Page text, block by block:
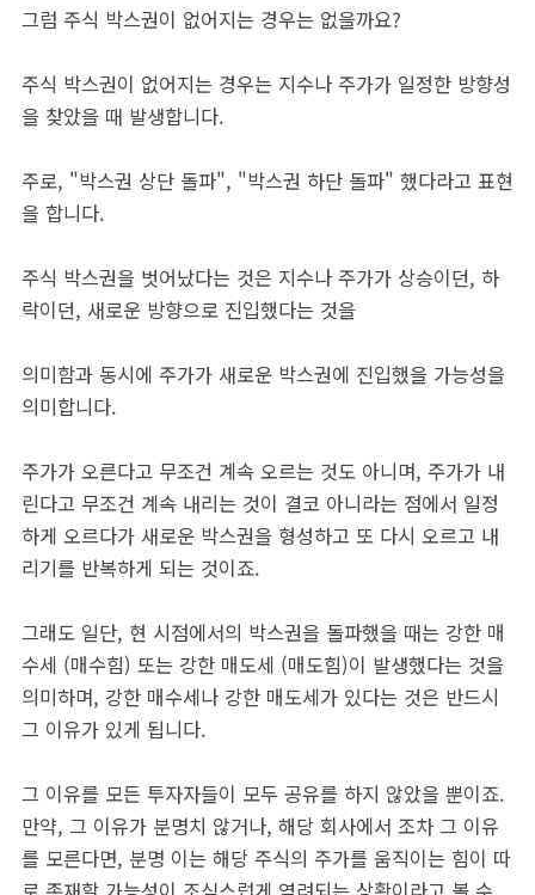
그럼 주식 박스권이 없어지는 경우는 없을까요?
주식 박스권이 없어지는 경우는 지수나 주가가 일정한 방향성
을 찾았을 때 발생합니다.
주로, "박스권 상단 돌파", "박스권 하단 돌파" 했다라고 표현
을 합니다.
주식 박스권을 벗어났다는 것은 지수나 주가가 상승이던, 하
락이던, 새로운 방향으로 진입했다는 것을
의미함과 동시에 주가가 새로운 박스권에 진입했을 가능성을
의미합니다.
주가가 오른다고 무조건 계속 오르는 것도 아니며, 주가가 내
린다고 무조건 계속 내리는 것이 결코 아니라는 점에서 일정
하게 오르다가 새로운 박스권을 형성하고 또 다시 오르고 내
리기를 반복하게 되는 것이죠.
그래도 일단, 현 시점에서의 박스권을 돌파했을 때는 강한 매
수세 (매수힘) 또는 강한 매도세 (매도힘)이 발생했다는 것을
의미하며, 강한 매수세나 강한 매도세가 있다는 것은 반드시
그 이유가 있게 됩니다.
그 이유를 모든 투자자들이 모두 공유를 하지 않았을 뿐이죠.
만약, 그 이유가 분명치 않거나, 해당 회사에서 조차 그 이유
를 모른다면, 분명 이는 해당 주식의 주가를 움직이는 힘이 따